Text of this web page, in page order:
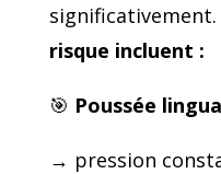
significativement.
risque incluent :
🎯 Poussée
→ pression